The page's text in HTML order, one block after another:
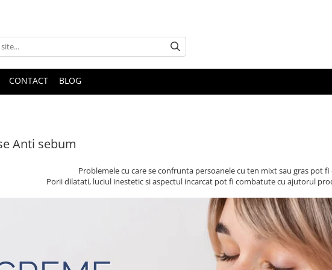
CONTACT BLOG
Anti sebum
Problemele cu care se confrunta persoanele cu ten mixt sau gras pot
Porii dilatati, luciul inestetic si aspectul incarcat pot fi combatute cu ajutorul